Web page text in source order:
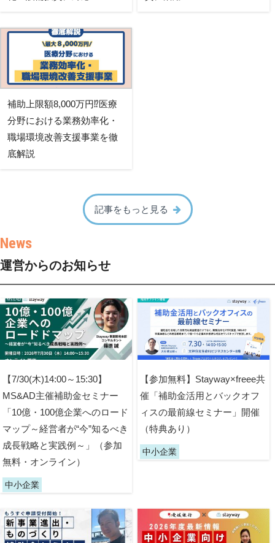
補助上限額8,000万円⁉医療
分野における業務効率化・
職場環境改善支援事業を徹
底解説
記事をもっと見る
運営からのお知らせ
【7/30(木)14:00～15:30】
MS&AD主催補助金セミナー
「10億・100億企業へのロード
マップ～経営者が“今”知るべき
成長戦略と実践例～」（参加
無料・オンライン）
中小企業
【参加無料】Stayway×freee共
催「補助金活用とバックオフ
ィスの最前線セミナー」開催
（特典あり）
中小企業